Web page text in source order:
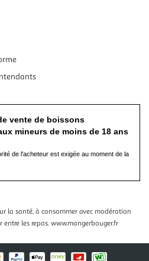
vente de boissons
mineurs de moins de 18 ans
de l'acheteur est exigée au moment de la
la santé, à consommer avec modération
entre les repas. www.mangerbouger.fr